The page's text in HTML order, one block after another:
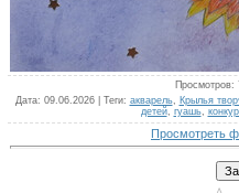
Просмотров:
Дата: 09.06.2026 | Теги: акварель,
Крылья
детей, гуашь,
Просмотреть